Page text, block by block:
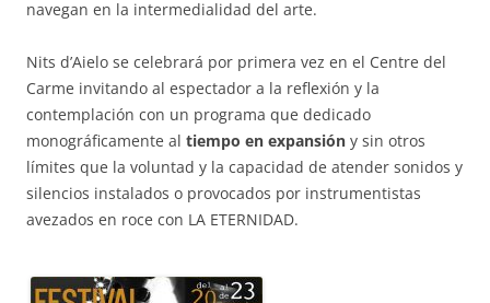
navegan en la intermedialidad del arte.
Nits d’Aielo se celebrará por primera vez en el Centre del
Carme invitando al espectador a la reflexión y la
contemplación con un programa que dedicado
monográficamente al tiempo en expansión y sin otros
límites que la voluntad y la capacidad de atender sonidos y
silencios instalados o provocados por instrumentistas
avezados en roce con LA ETERNIDAD.